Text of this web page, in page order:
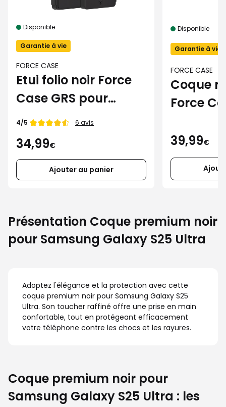
Disponible
Garantie à vie
FORCE CASE
Etui folio noir Force
Case GRS pour
Samsung Galaxy
S25 Ultra
Note de
4/5 6 avis
34,99€
Ajouter au panier
Disponible
Garantie à vie
FORCE CASE
Coque
Force
S25 Ultra
39,99€
Présentation Coque premium noir
pour Samsung Galaxy S25 Ultra
Adoptez l'élégance et la protection avec cette
coque premium noir pour Samsung Galaxy S25
Ultra. Son toucher raffiné offre une prise en main
confortable, tout en protégeant efficacement
votre téléphone contre les chocs et les rayures.
Coque premium noir pour
Samsung Galaxy S25 Ultra : les